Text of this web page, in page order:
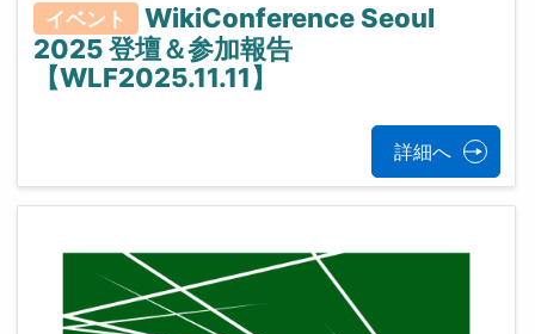
イベント
WikiConference Seoul
2025 登壇＆参加報告
【WLF2025.11.11】
詳細へ